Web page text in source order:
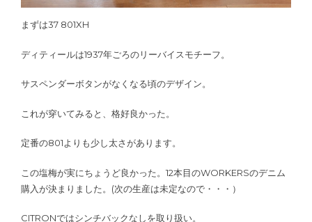
まずは37 801XH
ディティールは1937年ごろのリーバイスモチーフ。
サスペンダーボタンがなくなる頃のデザイン。
これが穿いてみると、格好良かった。
定番の801よりも少し太さがあります。
この塩梅が実にちょうど良かった。12本目のWORKERSのデニム
購入が決まりました。(次の生産は未定なので・・・）
CITRONではシンチバックなしを取り扱い。